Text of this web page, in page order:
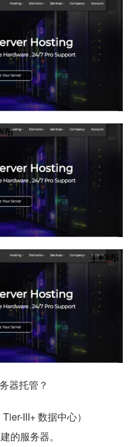
器托管？
III+ 数据中心）
的服务器。